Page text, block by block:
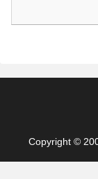
Copyright ©